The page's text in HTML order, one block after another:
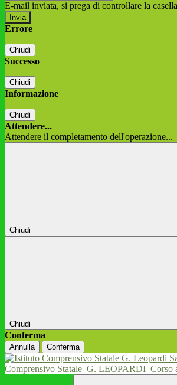
E-mail inviata, si prega di controllare la
Errore
Chiudi
Successo
Chiudi
Informazione
Chiudi
Attendere...
Attendere il completamento dell'operazione...
Chiudi
Chiudi
Conferma
Annulla Conferma
Comprensivo Statale G. LEOPARDI Corso